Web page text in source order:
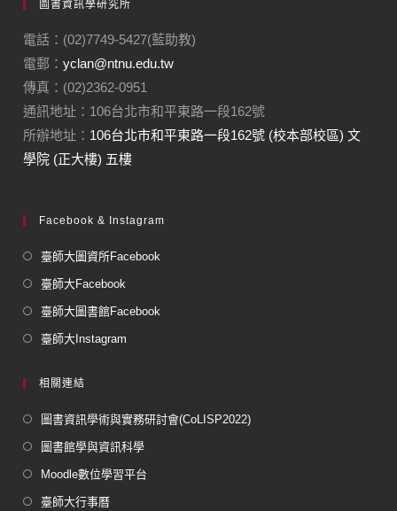
圖書資訊學研究所
電話：(02)7749-5427(藍助教)
電郵：yclan@ntnu.edu.tw
傳真：(02)2362-0951
通訊地址：106台北市和平東路一段162號
所辦地址： 106台北市和平東路一段162號 (校本部校區) 文
學院 (正大樓) 五樓
Facebook & Instagram
臺師大圖資所Facebook
臺師大Facebook
臺師大圖書館Facebook
臺師大Instagram
相關連結
圖書資訊學術與實務研討會(CoLISP2022)
圖書館學與資訊科學
Moodle數位學習平台
臺師大行事曆